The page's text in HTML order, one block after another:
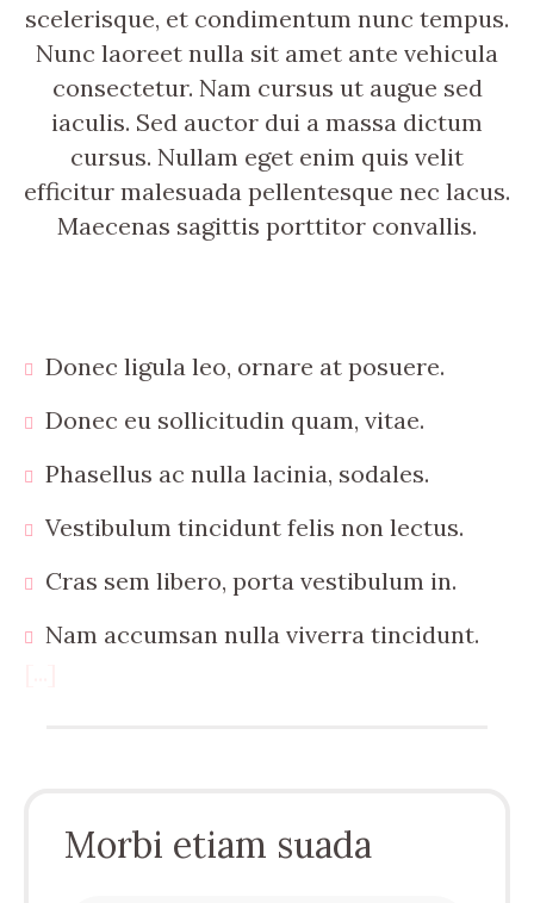
scelerisque, et condimentum nunc tempus.
Nunc laoreet nulla sit amet ante vehicula
consectetur. Nam cursus ut augue sed
iaculis. Sed auctor dui a massa dictum
cursus. Nullam eget enim quis velit
efficitur malesuada pellentesque nec lacus.
Maecenas sagittis porttitor convallis.
Donec ligula leo, ornare at posuere.
Donec eu sollicitudin quam, vitae.
Phasellus ac nulla lacinia, sodales.
Vestibulum tincidunt felis non lectus.
Cras sem libero, porta vestibulum in.
Nam accumsan nulla viverra tincidunt.
Morbi etiam suada